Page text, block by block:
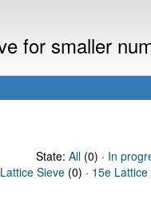
for smaller
State: All(0) · In
Sieve (0) · 15e Lattice